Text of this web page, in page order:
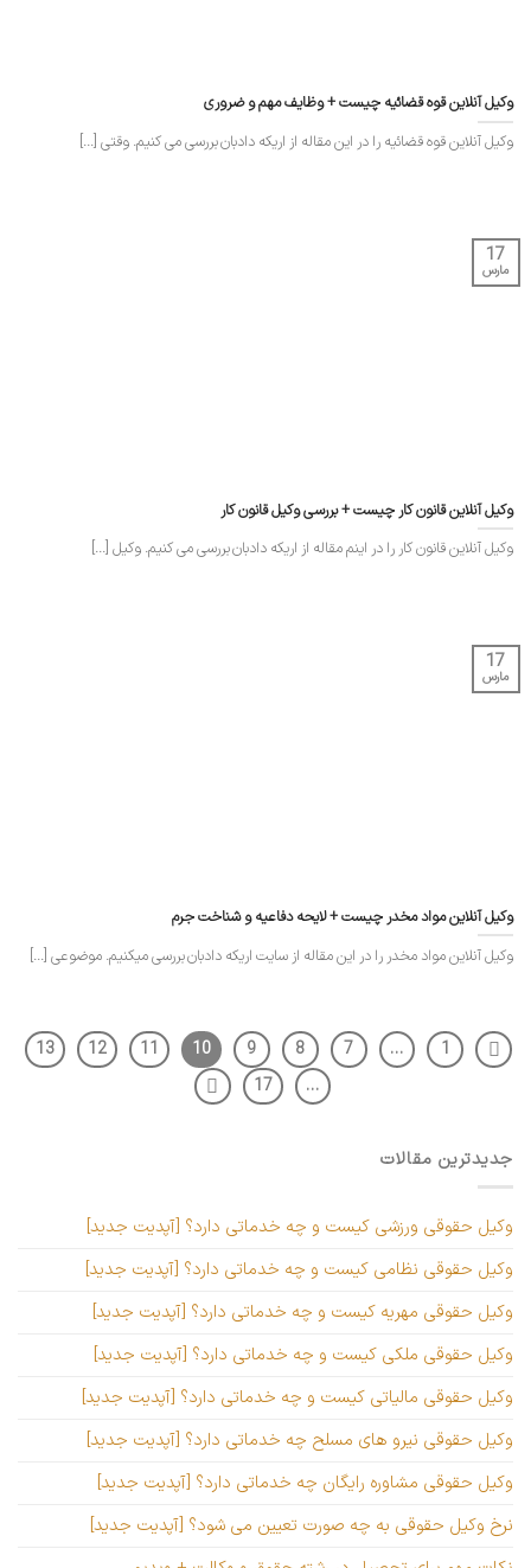
وکیل آنلاین قوه قضائیه چیست + وظایف مهم و ضروری
وکیل آنلاین قوه قضائیه را در این مقاله از اریکه دادبان بررسی می کنیم. وقتی [...]
وکیل آنلاین قانون کار چیست + بررسی وکیل قانون کار
وکیل آنلاین قانون کار را در اینم مقاله از اریکه دادبان بررسی می کنیم. وکیل [...]
17
مارس
وکیل آنلاین مواد مخدر چیست + لایحه دفاعیه و شناخت جرم
وکیل آنلاین مواد مخدر را در این مقاله از سایت اریکه دادبان بررسی میکنیم. موضوعی [...]
17
مارس
1
…
7
8
9
10
11
12
13
…
17
جدیدترین مقالات
وکیل حقوقی ورزشی کیست و چه خدماتی دارد؟ [آپدیت جدید]
وکیل حقوقی نظامی کیست و چه خدماتی دارد؟ [آپدیت جدید]
وکیل حقوقی مهریه کیست و چه خدماتی دارد؟ [آپدیت جدید]
وکیل حقوقی ملکی کیست و چه خدماتی دارد؟ [آپدیت جدید]
وکیل حقوقی مالیاتی کیست و چه خدماتی دارد؟ [آپدیت جدید]
وکیل حقوقی نیرو های مسلح چه خدماتی دارد؟ [آپدیت جدید]
وکیل حقوقی مشاوره رایگان چه خدماتی دارد؟ [آپدیت جدید]
نرخ وکیل حقوقی به چه صورت تعیین می شود؟ [آپدیت جدید]